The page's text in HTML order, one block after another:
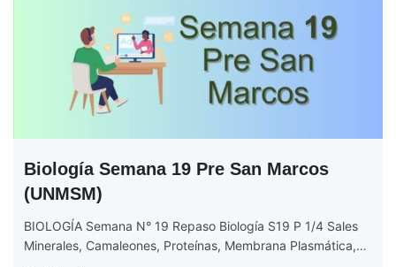
Biología Semana 19 Pre San Marcos
(UNMSM)
BIOLOGÍA Semana N° 19 Repaso Biología S19 P 1/4 Sales
Minerales, Camaleones, Proteínas, Membrana Plasmática,